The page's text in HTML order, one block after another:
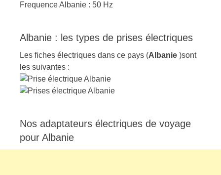
Frequence Albanie : 50 Hz
Albanie : les types de prises électriques
Les fiches électriques dans ce pays (Albanie )sont
les suivantes :
Nos adaptateurs électriques de voyage
pour Albanie